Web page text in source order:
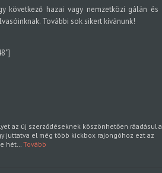
következő hazai vagy nemzetközi gálán és
További sok sikert kívánunk!
az új szerződéseknek köszönhetően ráadásul a
juttatva el még több kickbox rajongóhoz ezt az
hét…
Tovább